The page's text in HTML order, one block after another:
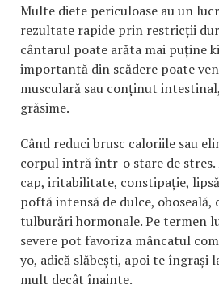
Multe diete periculoase au un
rezultate rapide prin restricții
cântarul poate arăta mai puține
importantă din scădere poate
musculară sau conținut
grăsime.
Când reduci brusc caloriile sau
corpul intră într-o stare de stres.
cap, iritabilitate, constipație,
poftă intensă de dulce, oboseală,
tulburări hormonale. Pe termen
severe pot favoriza mâncatul
yo, adică slăbești, apoi te îngrași
mult decât înainte.